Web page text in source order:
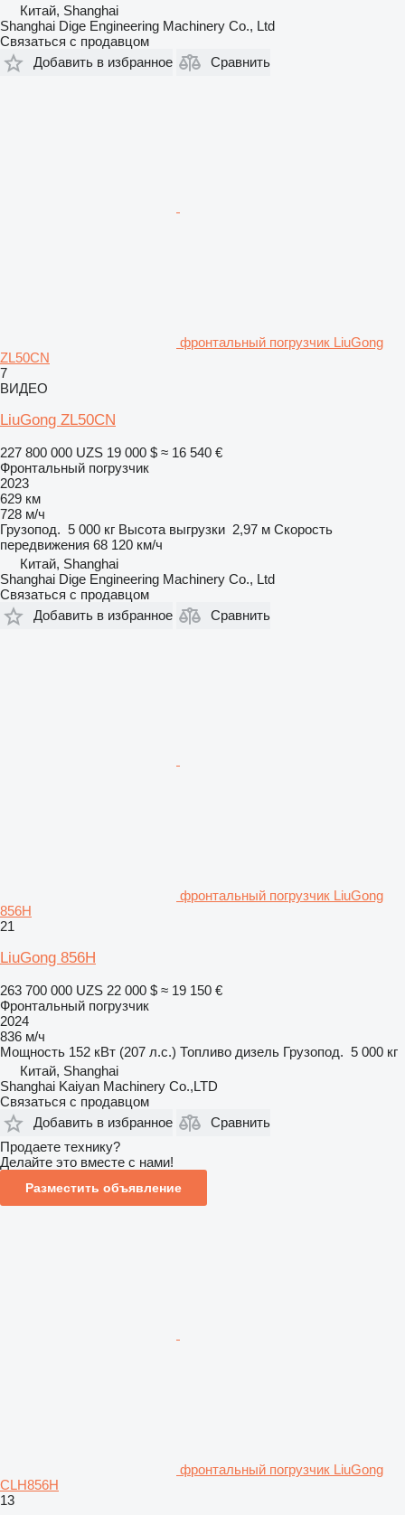
Китай, Shanghai
Shanghai Dige Engineering Machinery Co., Ltd
Связаться с продавцом
Добавить в избранное
Сравнить
фронтальный погрузчик LiuGong
ZL50CN
7
ВИДЕО
LiuGong ZL50CN
227 800 000 UZS 19 000 $ ≈ 16 540 €
Фронтальный погрузчик
2023
629 км
728 м/ч
Грузопод. 5 000 кг Высота выгрузки 2,97 м Скорость
передвижения 68 120 км/ч
Китай, Shanghai
Shanghai Dige Engineering Machinery Co., Ltd
Связаться с продавцом
Добавить в избранное
Сравнить
фронтальный погрузчик LiuGong
856H
21
LiuGong 856H
263 700 000 UZS 22 000 $ ≈ 19 150 €
Фронтальный погрузчик
2024
836 м/ч
Мощность 152 кВт (207 л.с.) Топливо дизель Грузопод. 5 000 кг
Китай, Shanghai
Shanghai Kaiyan Machinery Co.,LTD
Связаться с продавцом
Добавить в избранное
Сравнить
Продаете технику?
Делайте это вместе с нами!
Разместить объявление
фронтальный погрузчик LiuGong
CLH856H
13